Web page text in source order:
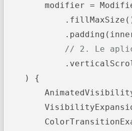
modifier =
// 2. Le
    ) {